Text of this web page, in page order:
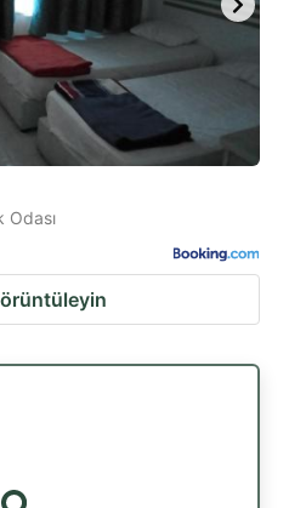
Odası